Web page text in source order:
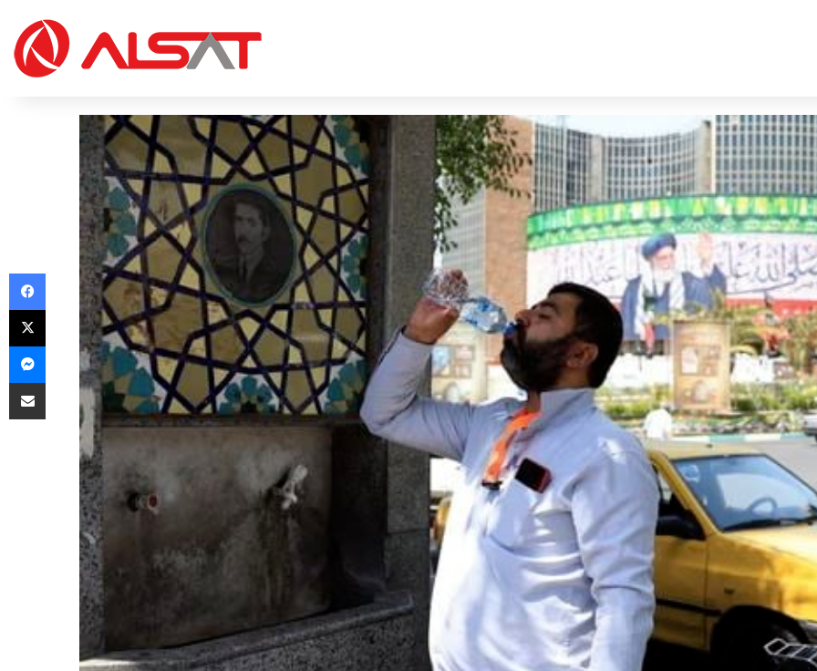
Facebook
X
Messenger
Share via Email